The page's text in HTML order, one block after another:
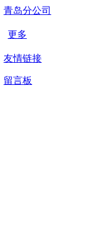
青岛分公司
更多
友情链接
留言板